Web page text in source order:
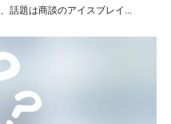
話題は商談のアイスブレイ...